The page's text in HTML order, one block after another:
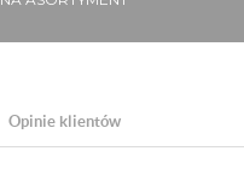
Opinie klientów